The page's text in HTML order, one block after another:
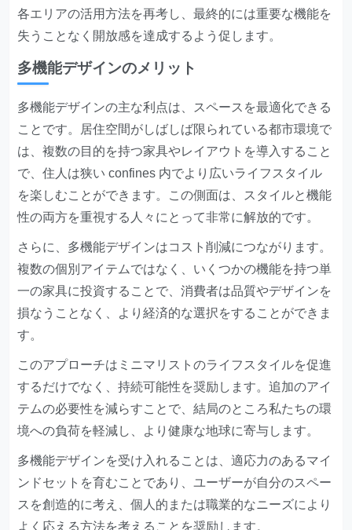
各エリアの活用方法を再考し、最終的には重要な機能を
失うことなく開放感を達成するよう促します。
多機能デザインのメリット
多機能デザインの主な利点は、スペースを最適化できる
ことです。居住空間がしばしば限られている都市環境で
は、複数の目的を持つ家具やレイアウトを導入すること
で、住人は狭い confines 内でより広いライフスタイル
を楽しむことができます。この側面は、スタイルと機能
性の両方を重視する人々にとって非常に解放的です。
さらに、多機能デザインはコスト削減につながります。
複数の個別アイテムではなく、いくつかの機能を持つ単
一の家具に投資することで、消費者は品質やデザインを
損なうことなく、より経済的な選択をすることができま
す。
このアプローチはミニマリストのライフスタイルを促進
するだけでなく、持続可能性を奨励します。追加のアイ
テムの必要性を減らすことで、結局のところ私たちの環
境への負荷を軽減し、より健康な地球に寄与します。
多機能デザインを受け入れることは、適応力のあるマイ
ンドセットを育むことであり、ユーザーが自分のスペー
スを創造的に考え、個人的または職業的なニーズにより
よく応える方法を考えることを奨励します。